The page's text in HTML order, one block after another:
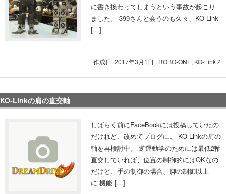
に書き換わってしまうという事故が起こり
ました。 399さんと会うのも久々、KO-Link
[…]
作成日: 2017年3月1日 | ROBO-ONE, KO-Link 2
KO-Linkの肩の直交軸
しばらく前にFaceBookには投稿していたの
だけれど、改めてブログに。 KO-Linkの肩の
軸を再検討中。 逆運動学のためには最低2軸
直交していれば、位置の制御的にはOKなの
だけど、手の制御の場合、脚の制御以上
に”機能 […]